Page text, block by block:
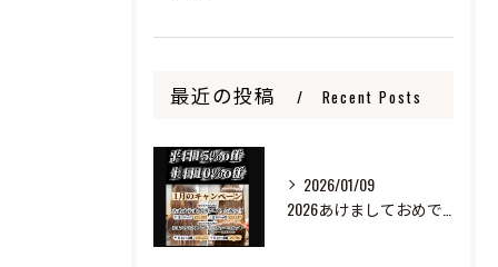
最近の投稿 Recent Posts
2026/01/09
2026あけましておめでとうございます